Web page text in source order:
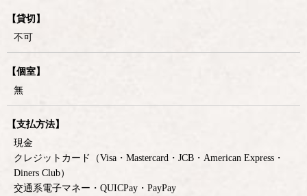
【貸切】
不可
【個室】
無
【支払方法】
現金
クレジットカード（Visa・Mastercard・JCB・American Express・
Diners Club）
交通系電子マネー・QUICPay・PayPay